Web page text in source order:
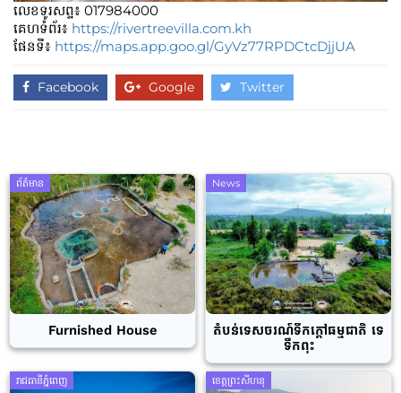
លេខទូរសព្ទ៖​​ 017984000
គេហទំព័រ៖ https://rivertreevilla.com.kh
ផែនទី៖ https://maps.app.goo.gl/GyVz77RPDCtcDjjUA
Facebook Google Twitter
ព័ត៌មាន
Furnished House
News
តំបន់ទេសចរណ៍ទឹកក្តៅធម្មជាតិ ទេ
ទឹកពុះ
រាជធានីភ្នំពេញ ខេត្តព្រះសីហនុ